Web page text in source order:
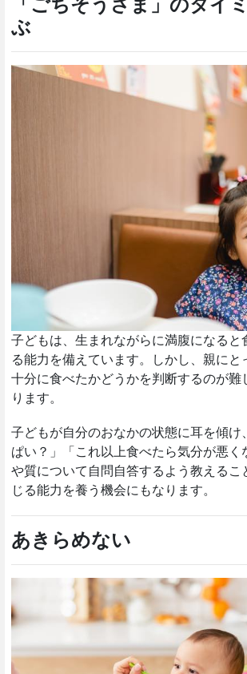
ぶ
子どもは、生まれながらに満腹になると
る能力を備えています。しかし、親にと
十分に食べたかどうかを判断するのが難
ります。
子どもが自分のおなかの状態に耳を傾け
ぱい？」「これ以上食べたら気分が悪く
や質について自問自答するよう教えるこ
じる能力を養う機会にもなります。
あきらめない